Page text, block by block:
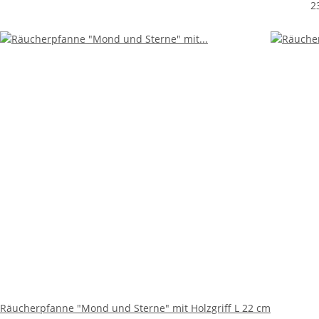
Räucherpfanne "Mond und Sterne" mit Holzgriff L 22 cm